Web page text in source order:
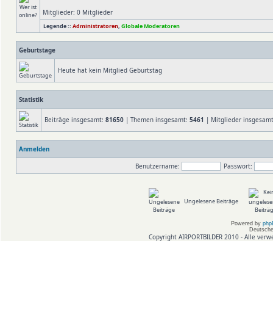
Mitglieder: 0 Mitglieder
Legende :: Administratoren, Globale Moderatoren
Geburtstage
Heute hat kein Mitglied Geburtstag
Statistik
Beiträge insgesamt: 81650 | Themen insgesamt: 5461 | Mitglieder
Anmelden
Benutzername:
Passwort:
Ungelesene Beiträge
Powered by
Copyright AIRPORTBILDER 2010 - Alle